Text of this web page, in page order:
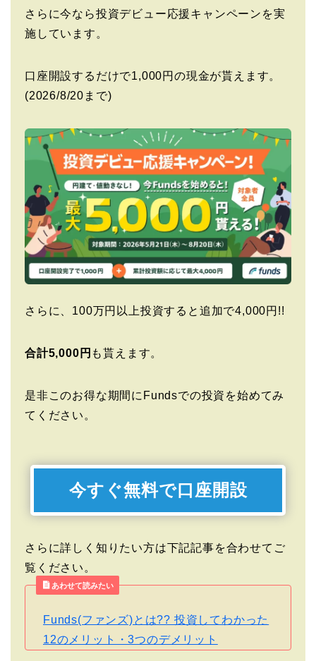
さらに今なら投資デビュー応援キャンペーンを実
施しています。
口座開設するだけで1,000円の現金が貰えます。
(2026/8/20まで)
さらに、100万円以上投資すると追加で4,000円!!
合計5,000円 も貰えます。
是非このお得な期間にFundsでの投資を始めてみ
てください。
今すぐ無料で口座開設
さらに詳しく知りたい方は下記記事を合わせてご
覧ください。
あわせて読みたい
Funds(ファンズ)とは?? 投資してわかった
12のメリット・3つのデメリット